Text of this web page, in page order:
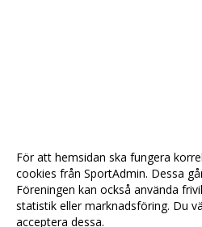
För att hemsidan ska fungera
cookies från SportAdmin. Dessa
Föreningen kan också använda
statistik eller marknadsföring. Du
acceptera dessa.